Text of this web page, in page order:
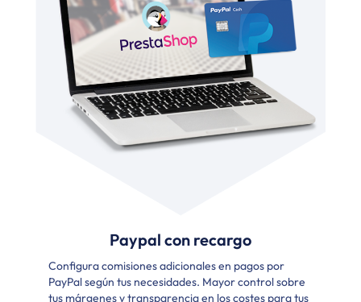
Paypal con recargo
Configura comisiones adicionales en pagos por
PayPal según tus necesidades. Mayor control sobre
tus márgenes y transparencia en los costes para tus